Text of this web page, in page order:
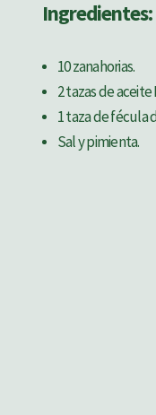
Ingredientes:
10 zanahorias.
2 tazas de
1 taza de fécula
Sal y pimienta.